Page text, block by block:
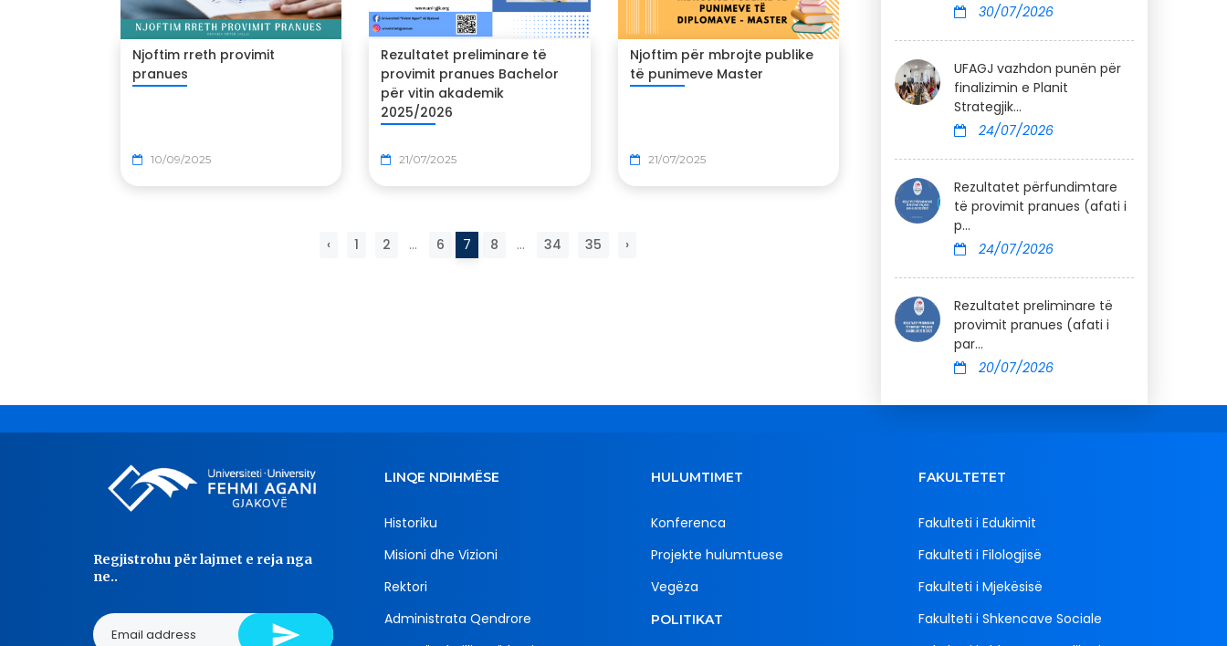
Njoftim rreth provimit
pranues
10/09/2025
Rezultatet preliminare të
provimit pranues Bachelor
për vitin akademik
2025/2026
21/07/2025
Njoftim për mbrojte publike
të punimeve Master
21/07/2025
‹ 1 2 ... 6 7 8 ... 34 35 ›
30/07/2026
UFAGJ vazhdon punën për
finalizimin e Planit
Strategjik...
24/07/2026
Rezultatet përfundimtare
të provimit pranues (afati i
p...
24/07/2026
Rezultatet preliminare të
provimit pranues (afati i
par...
20/07/2026
Regjistrohu për lajmet e reja nga
ne..
LINQE NDIHMËSE
Historiku
Misioni dhe Vizioni
Rektori
Administrata Qendrore
HULUMTIMET
Konferenca
Projekte hulumtuese
Vegëza
POLITIKAT
FAKULTETET
Fakulteti i Edukimit
Fakulteti i Filologjisë
Fakulteti i Mjekësisë
Fakulteti i Shkencave Sociale